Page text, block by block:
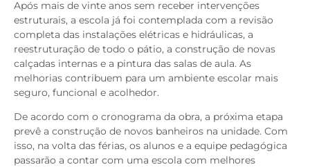
Após mais de vinte anos sem receber intervenções
estruturais, a escola já foi contemplada com a revisão
completa das instalações elétricas e hidráulicas, a
reestruturação de todo o pátio, a construção de novas
calçadas internas e a pintura das salas de aula. As
melhorias contribuem para um ambiente escolar mais
seguro, funcional e acolhedor.
De acordo com o cronograma da obra, a próxima etapa
prevê a construção de novos banheiros na unidade. Com
isso, na volta das férias, os alunos e a equipe pedagógica
passarão a contar com uma escola com melhores